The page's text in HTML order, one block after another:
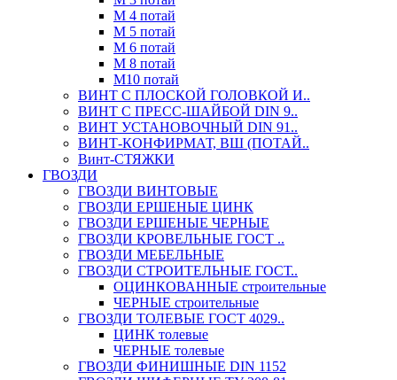
М 4 потай
М 5 потай
М 6 потай
М 8 потай
М10 потай
ВИНТ С ПЛОСКОЙ ГОЛОВКОЙ И..
ВИНТ С ПРЕСС-ШАЙБОЙ DIN 9..
ВИНТ УСТАНОВОЧНЫЙ DIN 91..
ВИНТ-КОНФИРМАТ, ВШ (ПОТАЙ..
Винт-СТЯЖКИ
ГВОЗДИ
ГВОЗДИ ВИНТОВЫЕ
ГВОЗДИ ЕРШЕНЫЕ ЦИНК
ГВОЗДИ ЕРШЕНЫЕ ЧЕРНЫЕ
ГВОЗДИ КРОВЕЛЬНЫЕ ГОСТ ..
ГВОЗДИ МЕБЕЛЬНЫЕ
ГВОЗДИ СТРОИТЕЛЬНЫЕ ГОСТ..
ОЦИНКОВАННЫЕ строительные
ЧЕРНЫЕ строительные
ГВОЗДИ ТОЛЕВЫЕ ГОСТ 4029..
ЦИНК толевые
ЧЕРНЫЕ толевые
ГВОЗДИ ФИНИШНЫЕ DIN 1152